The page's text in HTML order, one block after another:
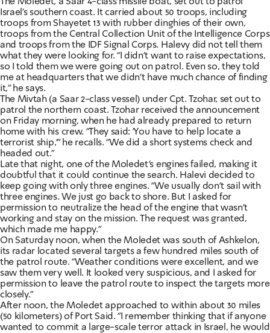
Israel's southern coast. It carried about 50 troops, including
troops from Shayetet 13 with rubber dinghies of their own,
troops from the Central Collection Unit of the Intelligence Corps
and troops from the IDF Signal Corps. Halevy did not tell them
what they were looking for. "I didn't want to raise expectations,
so I told them we were going out on patrol. Even so, they told
me at headquarters that we didn't have much chance of finding
it," he says.
The Mivtah (a Saar 2-class vessel) under Cpt. Tzohar, set out to
patrol the northern coast. Tzohar received the announcement
on Friday morning, when he had already prepared to return
home with his crew. "They said: 'You have to help locate a
terrorist ship,'" he recalls. "We did a short systems check and
headed out."
Late that night, one of the Moledet's engines failed, making it
doubtful that it could continue the search. Halevi decided to
keep going with only three engines. "We usually don't sail with
three engines. We just go back to shore. But I asked for
permission to neutralize the head of the engine that wasn't
working and stay on the mission. The request was granted,
which made me happy."
On Saturday noon, when the Moledet was south of Ashkelon,
its radar located several targets a few hundred miles south of
the patrol route. "Weather conditions were excellent, and we
saw them very well. It looked very suspicious, and I asked for
permission to leave the patrol route to inspect the targets more
closely."
After noon, the Moledet approached to within about 30 miles
(50 kilometers) of Port Said. "I remember thinking that if anyone
wanted to commit a large-scale terror attack in Israel, he would